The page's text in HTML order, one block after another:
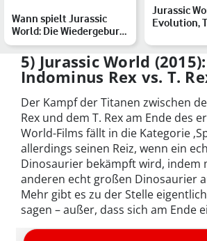
Wann spielt Jurassic
World: Die Wiedergeburt?
Alle Filme in der r…
Jurassic
Evolution,
mit…
5) Jurassic World (2015):
Indominus Rex vs. T.
Der Kampf der Titanen zwischen
Rex und dem T. Rex am Ende des
World-Films fällt in die Kategorie
allerdings seinen Reiz, wenn ein
Dinosaurier bekämpft wird, indem
anderen echt großen Dinosaurier
Mehr gibt es zu der Stelle
sagen – außer, dass sich am Ende